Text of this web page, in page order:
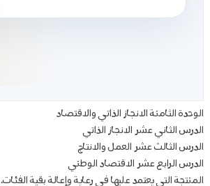
الوحدة الثامنة الانجاز الذاتي والاقتصاد
الدرس الثاني عشر الانجاز الذاتي
الدرس الثالث عشر العمل والانتاج
الدرس الرابع عشر الاقتصاد الوطني
المنتجة التي يعتمد عليها في رعاية وإعالة بقية الفئات.